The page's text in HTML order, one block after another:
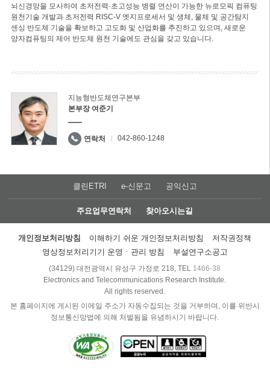
뇌신경망을 모사하여 초저전력·초고성능 병렬 연산이 가능한 뉴로모픽 컴퓨팅
원천기술 개발과 초저전력 RISC-V 엣지프로세서 및 생체, 물체 및 공간탐지
센싱 반도체 기술을 확보하고 고도화 및 산업화를 추진하고 있으며, 새로운
양자컴퓨팅의 제어 반도체 원천 기술에도 관심을 갖고 있습니다.
지능형반도체연구본부
본부장 여준기
연락처 042-860-1248
클린ETRI e-신문고 공익신고
주요업무연락처 찾아오시는길
개인정보처리방침 이해하기 쉬운 개인정보처리방침
저작권정책
영상정보처리기기 운영ㆍ관리 방침
부설연구소공고
(34129) 대전광역시 유성구 가정로 218, TEL 1466-38
Electronics and Telecommunications Research Institute.
All rights reserved.
본 홈페이지에 게시된 이메일 주소가 자동수집되는 것을 거부하며, 이를 위반시
정보통신망법에 의해 처벌됨을 유념하시기 바랍니다.